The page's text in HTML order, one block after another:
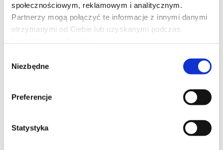
społecznościowym, reklamowym i analitycznym.
Partnerzy mogą połączyć te informacje z innymi danymi
otrzymanymi od Ciebie lub uzyskanymi podczas
zgody
Niezbędne
Preferencje
Statystyka
Kurozając i świątynia Świstaka
Gdy wyjątkowy pół kurczak, pół zając odkrywa, że nie jest sam i
ma siostrę, a cały gatunek kurozająców potrzebuje ratunku,
niebezpieczna droga, przeciwnicy gotowi na wszystko i decyzja,
która będzie wymagała prawdziwej odwagi. Na szczęście nie jest
sam: towarzyszą mu wierni przyjaciele - nieco sarkastyczny żółw i
*******